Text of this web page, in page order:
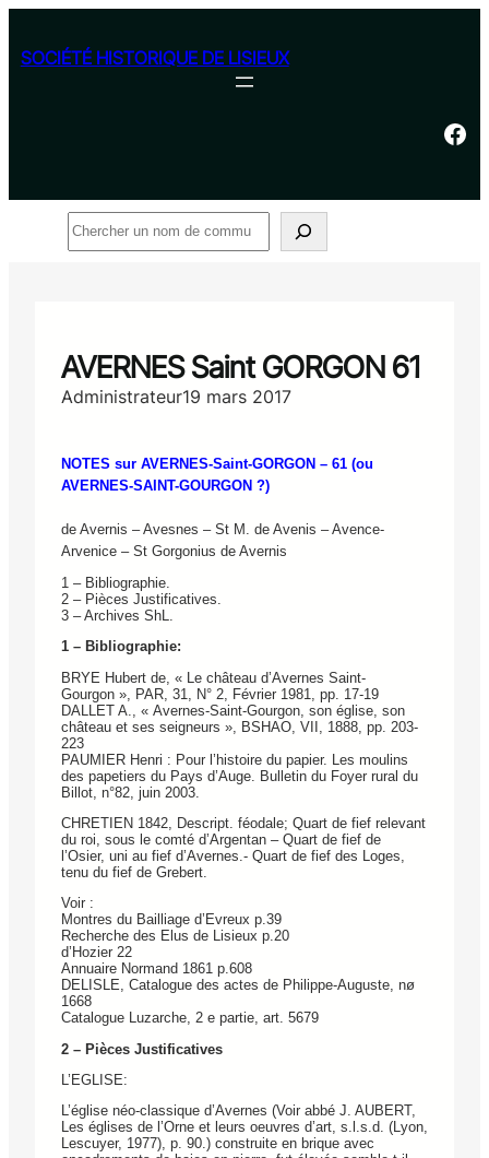
contenu
SOCIÉTÉ HISTORIQUE DE LISIEUX
Facebook
Rechercher
AVERNES Saint GORGON 61
Administrateur19 mars 2017
NOTES sur AVERNES-Saint-GORGON – 61 (ou
AVERNES-SAINT-GOURGON ?)
de Avernis – Avesnes – St M. de Avenis – Avence-
Arvenice – St Gorgonius de Avernis
1 – Bibliographie.
2 – Pièces Justificatives.
3 – Archives ShL.
1 – Bibliographie:
BRYE Hubert de, « Le château d’Avernes Saint-
Gourgon », PAR, 31, N° 2, Février 1981, pp. 17-19
DALLET A., « Avernes-Saint-Gourgon, son église, son
château et ses seigneurs », BSHAO, VII, 1888, pp. 203-
223
PAUMIER Henri : Pour l’histoire du papier. Les moulins
des papetiers du Pays d’Auge. Bulletin du Foyer rural du
Billot, n°82, juin 2003.
CHRETIEN 1842, Descript. féodale; Quart de fief relevant
du roi, sous le comté d’Argentan – Quart de fief de
l’Osier, uni au fief d’Avernes.- Quart de fief des Loges,
tenu du fief de Grebert.
Voir :
Montres du Bailliage d’Evreux p.39
Recherche des Elus de Lisieux p.20
d’Hozier 22
Annuaire Normand 1861 p.608
DELISLE, Catalogue des actes de Philippe-Auguste, nø
1668
Catalogue Luzarche, 2 e partie, art. 5679
2 – Pièces Justificatives
L’EGLISE:
L’église néo-classique d’Avernes (Voir abbé J. AUBERT,
Les églises de l’Orne et leurs oeuvres d’art, s.l.s.d. (Lyon,
Lescuyer, 1977), p. 90.) construite en brique avec